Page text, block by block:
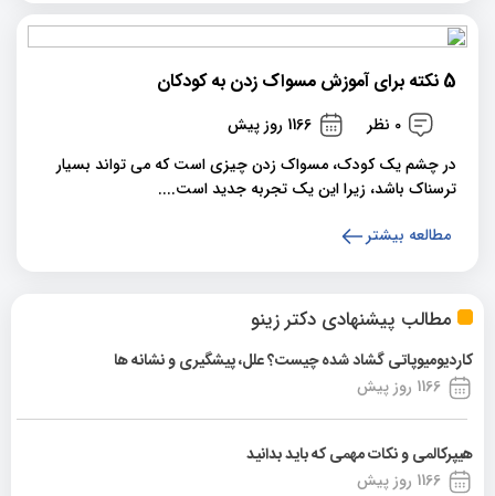
مطالب پیشنهادی دکتر زینو
کاردیومیوپاتی گشاد شده چیست؟ علل، پیشگیری و نشانه ها
1166 روز پیش
هیپرکالمی و نکات مهمی که باید بدانید
1166 روز پیش
5 نکته برای آموزش مسواک زدن به کودکان
0 نظر
1166 روز پیش
در چشم یک کودک، مسواک زدن چیزی است که می تواند بسیار
ترسناک باشد، زیرا این یک تجربه جدید است....
مطالعه بیشتر